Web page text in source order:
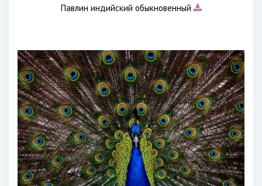
Павлин индийский обыкновенный